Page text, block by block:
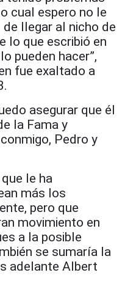
cual espero no le
llegar al nicho de
lo que escribió en
pueden hacer”,
fue exaltado a
asegurar que él
la Fama y
Pedro y
le ha
más los
pero que
movimiento en
a la posible
se sumaría la
adelante Albert